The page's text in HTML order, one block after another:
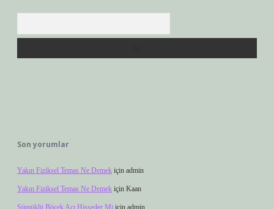
Son yorumlar
Yakın Fiziksel Temas Ne Demek için admin
Yakın Fiziksel Temas Ne Demek için Kaan
Sümüklü Böcek Acı Hisseder Mi için admin